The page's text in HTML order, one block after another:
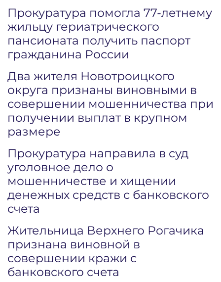
Прокуратура помогла 77-летнему
жильцу гериатрического
пансионата получить паспорт
гражданина России
Два жителя Новотроицкого
округа признаны виновными в
совершении мошенничества при
получении выплат в крупном
размере
Прокуратура направила в суд
уголовное дело о
мошенничестве и хищении
денежных средств с банковского
счета
Жительница Верхнего Рогачика
признана виновной в
совершении кражи с
банковского счета